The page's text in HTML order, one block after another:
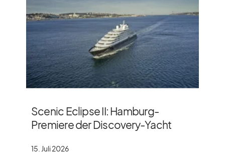
Scenic Eclipse II: Hamburg-
Premiere der Discovery-Yacht
15. Juli 2026